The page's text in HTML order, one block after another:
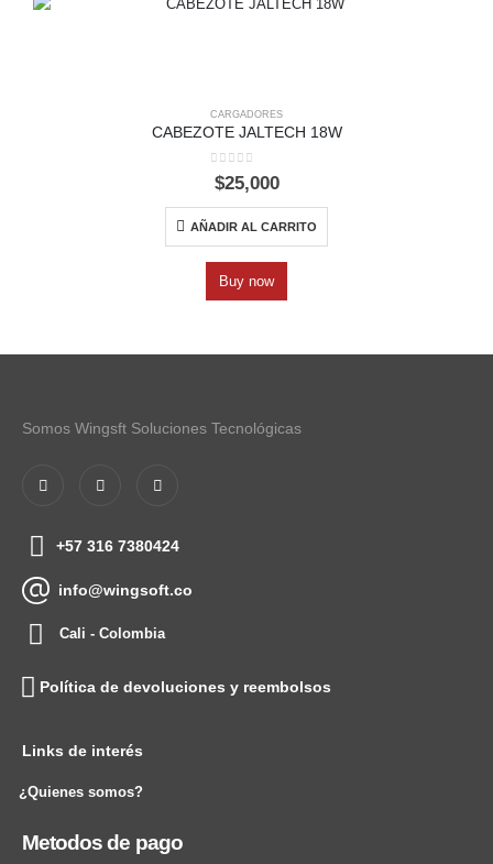
CARGADORES
CABEZOTE JALTECH 18W
0out of 5
$25,000
AÑADIR AL CARRITO
Buy now
Somos Wingsft Soluciones Tecnológicas
+57 316 7380424
info@wingsoft.co
Cali - Colombia
Política de devoluciones y reembolsos
Links de interés
¿Quienes somos?
Metodos de pago